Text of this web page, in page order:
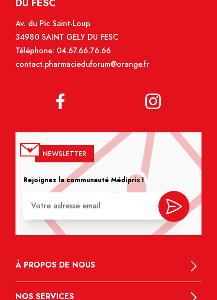
DU FESC
Av. du Pic Saint-Loup
34980 SAINT GELY DU FESC
Téléphone: 04.67.66.76.66
contact.pharmacieduforum@orange.fr
NEWSLETTER
Rejoignez la communauté Médiprix !
À PROPOS DE NOUS
NOS SERVICES